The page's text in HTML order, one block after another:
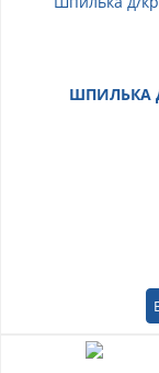
ШПИЛЬКА